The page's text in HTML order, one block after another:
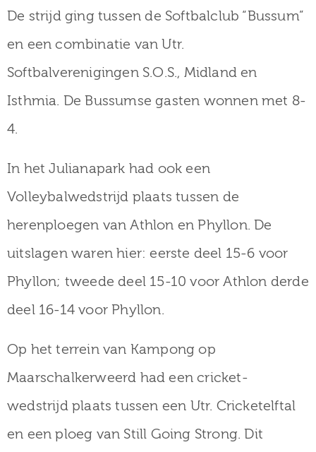
De strijd ging tussen de Softbalclub “Bussum”
en een combinatie van Utr.
Softbalverenigingen S.O.S., Midland en
Isthmia. De Bussumse gasten wonnen met 8-
4.
In het Julianapark had ook een
Volleybalwedstrijd plaats tussen de
herenploegen van Athlon en Phyllon. De
uitslagen waren hier: eerste deel 15-6 voor
Phyllon; tweede deel 15-10 voor Athlon derde
deel 16-14 voor Phyllon.
Op het terrein van Kampong op
Maarschalkerweerd had een cricket-
wedstrijd plaats tussen een Utr. Cricketelftal
en een ploeg van Still Going Strong. Dit